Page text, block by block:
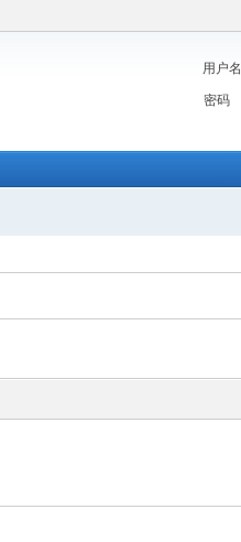
用户名
密码